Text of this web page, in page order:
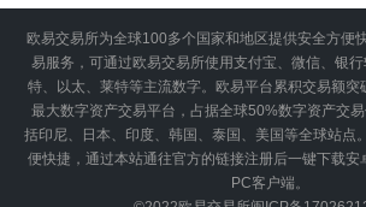
欧易交易所为全球100多个国家和地区提供安全方便
易服务，可通过欧易交易所使用支付宝、微信、银
特、以太、莱特等主流数字。欧易平台累积交易额突
最大数字资产交易平台，占据全球50%数字资产交
括印尼、日本、印度、韩国、泰国、美国等全球站点
便快捷，通过本站通往官方的链接注册后一键下载安
PC客户端。